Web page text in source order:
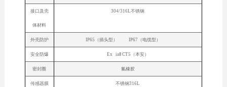
接口及壳
体材料
304/316L不锈钢
外壳防护 IP65（插头型） IP67（电缆型）
安全防爆 Ex iaⅡ CT5（本安）
密封圈 氟橡胶
传感器膜 不锈钢316L